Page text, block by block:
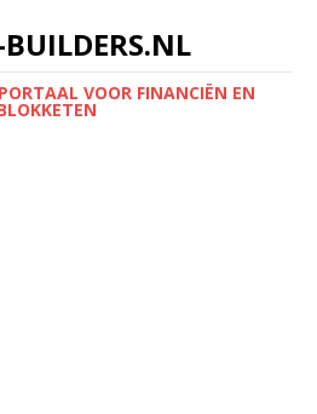
VOOR FINANCIËN EN